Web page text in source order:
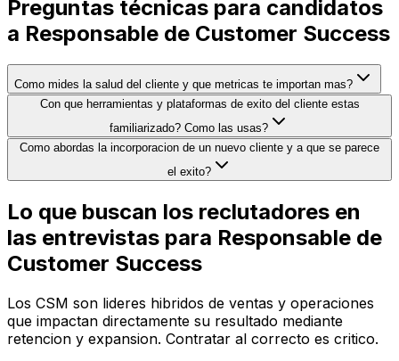
Preguntas técnicas para candidatos
a Responsable de Customer Success
Como mides la salud del cliente y que metricas te importan mas?
Con que herramientas y plataformas de exito del cliente estas
familiarizado? Como las usas?
Como abordas la incorporacion de un nuevo cliente y a que se parece
el exito?
Lo que buscan los reclutadores en
las entrevistas para Responsable de
Customer Success
Los CSM son lideres hibridos de ventas y operaciones
que impactan directamente su resultado mediante
retencion y expansion. Contratar al correcto es critico.